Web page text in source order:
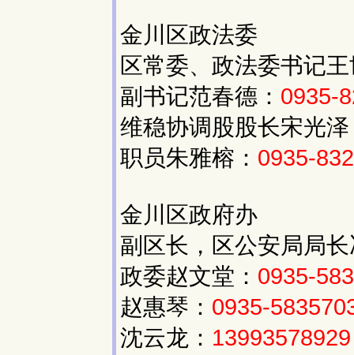
金川区政法委
区常委、政法委书记
副书记范春德： 0935-
维稳协调股股长宋光
职员朱雅榕： 0935-
金川区政府办
副区长，区公安局局
政委赵文堂： 0935-
赵惠琴： 0935-
沈云龙： 13993578929